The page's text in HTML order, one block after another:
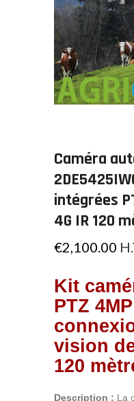
Caméra
intégrées
4G IR 120
€2,100.00
Kit
PTZ 4MP
vision
120
Description : La